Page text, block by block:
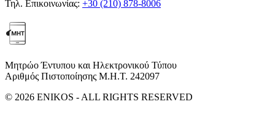
Τηλ. Επικοινωνίας: +30 (210) 878-8006
Μητρώο Έντυπου και Ηλεκτρονικού Τύπου
Αριθμός Πιστοποίησης Μ.Η.Τ. 242097
© 2026 ENIKOS - ALL RIGHTS RESERVED